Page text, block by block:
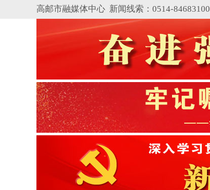
高邮市融媒体中心 新闻线索：0514-84683100